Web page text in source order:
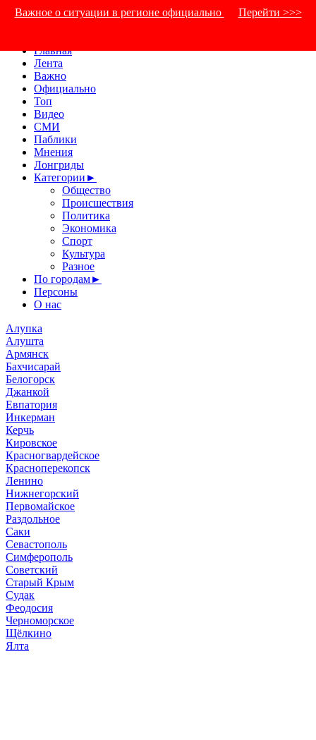
Важное о ситуации в регионе официально Перейти >>>
Главная
Лента
Важно
Официально
Топ
Видео
СМИ
Паблики
Мнения
Лонгриды
Категории ►
Общество
Происшествия
Политика
Экономика
Спорт
Культура
Разное
По городам►
Персоны
О нас
Алупка
Алушта
Армянск
Бахчисарай
Белогорск
Джанкой
Евпатория
Инкерман
Керчь
Кировское
Красногвардейское
Красноперекопск
Ленино
Нижнегорский
Первомайское
Раздольное
Саки
Севастополь
Симферополь
Советский
Старый Крым
Судак
Феодосия
Черноморское
Щёлкино
Ялта